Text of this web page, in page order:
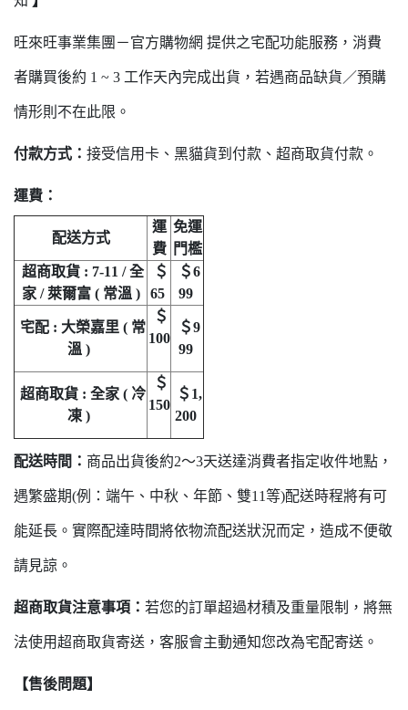
旺來旺事業集團－官方購物網 提供之宅配功能服務，消費
者購買後約 1 ~ 3 工作天內完成出貨，若遇商品缺貨／預購
情形則不在此限。
付款方式： 接受信用卡、黑貓貨到付款、超商取貨付款。
運費：
配送方式
運
費
免運
門檻
超商取貨 : 7-11 / 全
家 / 萊爾富 ( 常溫 )
＄
65
＄6
99
宅配 : 大榮嘉里 ( 常
溫 )
＄
100
＄9
99
超商取貨 : 全家 ( 冷
凍 )
＄
150
＄1,
200
配送時間： 商品出貨後約2～3天送達消費者指定收件地點，
遇繁盛期(例：端午、中秋、年節、雙11等)配送時程將有可
能延長。實際配達時間將依物流配送狀況而定，造成不便敬
請見諒。
超商取貨注意事項： 若您的訂單超過材積及重量限制，將無
法使用超商取貨寄送，客服會主動通知您改為宅配寄送。
【售後問題】